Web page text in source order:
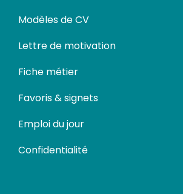
Modèles de CV
Lettre de motivation
Fiche métier
Favoris & signets
Emploi du jour
Confidentialité